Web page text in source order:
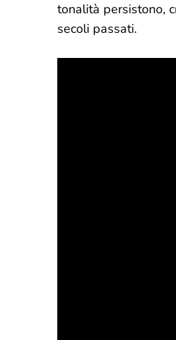
tonalità persistono,
secoli passati.